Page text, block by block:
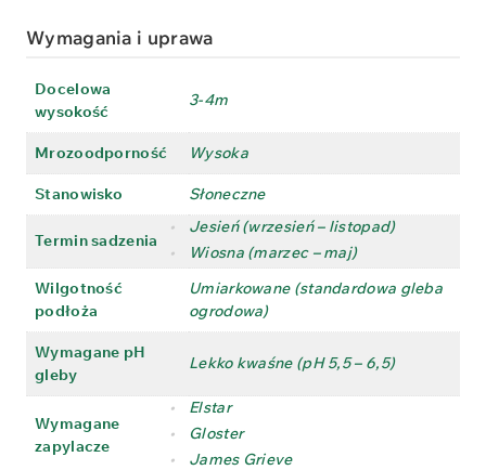
Wymagania i uprawa
Docelowa
wysokość
3-4m
Mrozoodporność Wysoka
Stanowisko Słoneczne
Termin sadzenia
•
Jesień (wrzesień – listopad)
•
Wiosna (marzec – maj)
Wilgotność
podłoża
Umiarkowane (standardowa gleba
ogrodowa)
Wymagane pH
gleby
Lekko kwaśne (pH 5,5 – 6,5)
Wymagane
zapylacze
•
Elstar
•
Gloster
•
James Grieve